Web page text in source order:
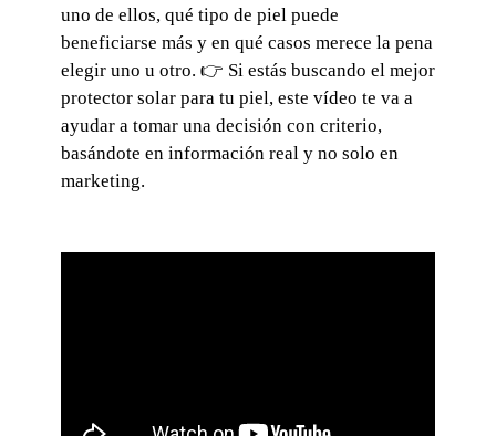
uno de ellos, qué tipo de piel puede
beneficiarse más y en qué casos merece la pena
elegir uno u otro. 👉 Si estás buscando el mejor
protector solar para tu piel, este vídeo te va a
ayudar a tomar una decisión con criterio,
basándote en información real y no solo en
marketing.